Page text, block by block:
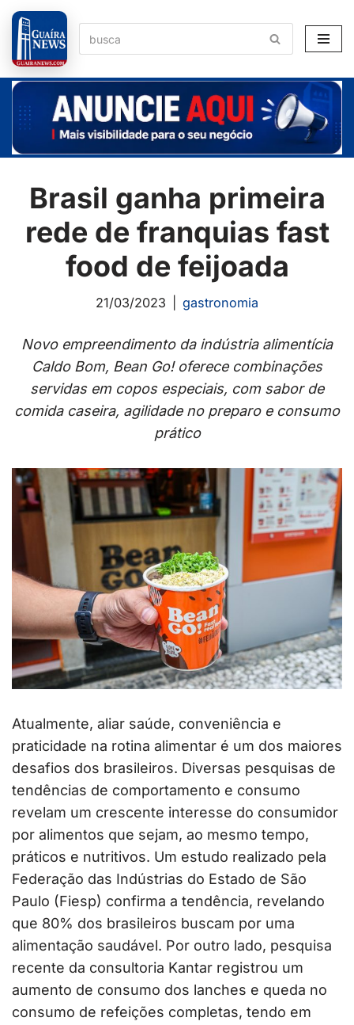
Pular
para
o
conteúdo
Brasil ganha primeira
rede de franquias fast
food de feijoada
21/03/2023 gastronomia
Novo empreendimento da indústria alimentícia
Caldo Bom, Bean Go! oferece combinações
servidas em copos especiais, com sabor de
comida caseira, agilidade no preparo e consumo
prático
Atualmente, aliar saúde, conveniência e
praticidade na rotina alimentar é um dos maiores
desafios dos brasileiros. Diversas pesquisas de
tendências de comportamento e consumo
revelam um crescente interesse do consumidor
por alimentos que sejam, ao mesmo tempo,
práticos e nutritivos. Um estudo realizado pela
Federação das Indústrias do Estado de São
Paulo (Fiesp) confirma a tendência, revelando
que 80% dos brasileiros buscam por uma
alimentação saudável. Por outro lado, pesquisa
recente da consultoria Kantar registrou um
aumento de consumo dos lanches e queda no
consumo de refeições completas, tendo em